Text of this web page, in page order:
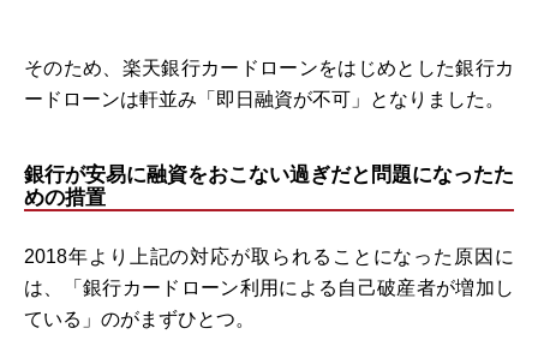
そのため、楽天銀行カードローンをはじめとした銀行カ
ードローンは軒並み「即日融資が不可」となりました。
銀行が安易に融資をおこない過ぎだと問題になったた
めの措置
2018年より上記の対応が取られることになった原因に
は、「銀行カードローン利用による自己破産者が増加し
ている」のがまずひとつ。